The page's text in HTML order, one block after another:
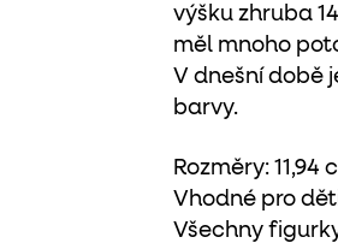
výšku zhruba
měl mnoho
V dnešní době
barvy.
Rozměry: 11,94
Vhodné pro
Všechny